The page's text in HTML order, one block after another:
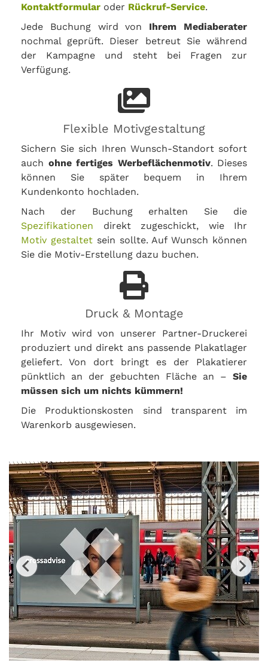
Kontaktformular oder Rückruf-Service.
Jede Buchung wird von Ihrem Mediaberater
nochmal geprüft. Dieser betreut Sie während
der Kampagne und steht bei Fragen zur
Verfügung.
Flexible Motivgestaltung
Sichern Sie sich Ihren Wunsch-Standort sofort
auch ohne fertiges Werbeflächenmotiv. Dieses
können Sie später bequem in Ihrem
Kundenkonto hochladen.
Nach der Buchung erhalten Sie die
Spezifikationen direkt zugeschickt, wie Ihr
Motiv gestaltetsein sollte. Auf Wunsch können
Sie die Motiv-Erstellung dazu buchen.
Druck & Montage
Ihr Motiv wird von unserer Partner-Druckerei
produziert und direkt ans passende Plakatlager
geliefert. Von dort bringt es der Plakatierer
pünktlich an der gebuchten Fläche an – Sie
müssen sich um nichts kümmern!
Die Produktionskosten sind transparent im
Warenkorb ausgewiesen.